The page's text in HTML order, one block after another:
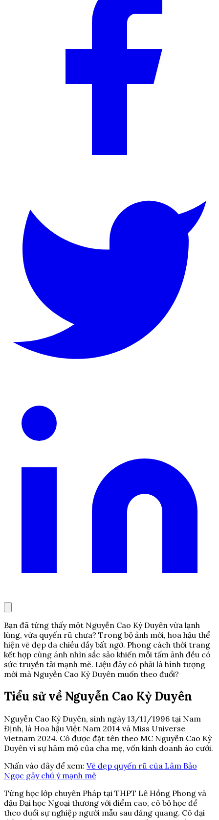
Bạn đã từng thấy một Nguyễn Cao Kỳ Duyên vừa lạnh
lùng, vừa quyến rũ chưa? Trong bộ ảnh mới, hoa hậu thể
hiện vẻ đẹp đa chiều đầy bất ngờ. Phong cách thời trang
kết hợp cùng ánh nhìn sắc sảo khiến mỗi tấm ảnh đều có
sức truyền tải mạnh mẽ. Liệu đây có phải là hình tượng
mới mà Nguyễn Cao Kỳ Duyên muốn theo đuổi?
Tiểu sử về Nguyễn Cao Kỳ Duyên
Nguyễn Cao Kỳ Duyên, sinh ngày 13/11/1996 tại Nam
Định, là Hoa hậu Việt Nam 2014 và Miss Universe
Vietnam 2024. Cô được đặt tên theo MC Nguyễn Cao Kỳ
Duyên vì sự hâm mộ của cha mẹ, vốn kinh doanh áo cưới.
Nhấn vào đây để xem: Vẻ đẹp quyến rũ của Lâm Bảo
Ngọc gây chú ý mạnh mẽ
Từng học lớp chuyên Pháp tại THPT Lê Hồng Phong và
đậu Đại học Ngoại thương với điểm cao, cô bỏ học để
theo đuổi sự nghiệp người mẫu sau đăng quang. Cô đại